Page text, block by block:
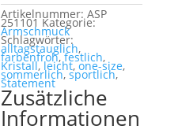
Artikelnummer: ASP
251101 Kategorie:
Armschmuck
Schlagwörter:
alltagstauglich,
farbenfroh,festlich,
Kristall,leicht,one-size,
sommerlich,sportlich,
Statement
Zusätzliche
Informationen